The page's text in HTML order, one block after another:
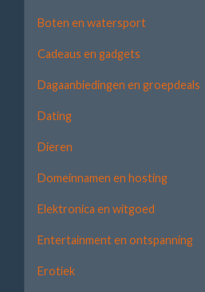
Boten en watersport
Cadeaus en gadgets
Dagaanbiedingen en groepdeals
Dating
Dieren
Domeinnamen en hosting
Elektronica en witgoed
Entertainment en ontspanning
Erotiek